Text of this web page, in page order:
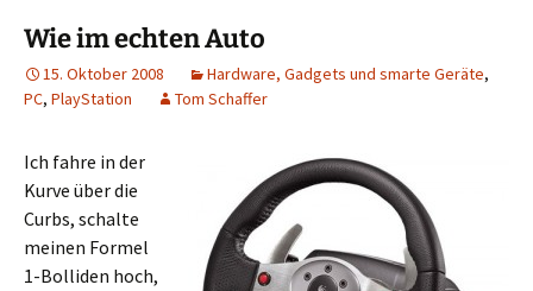
Wie im echten Auto
15. Oktober 2008 Hardware, Gadgets und smarte Geräte,
PC, PlayStation Tom Schaffer
Ich fahre in der
Kurve über die
Curbs, schalte
meinen Formel
1-Bolliden hoch,